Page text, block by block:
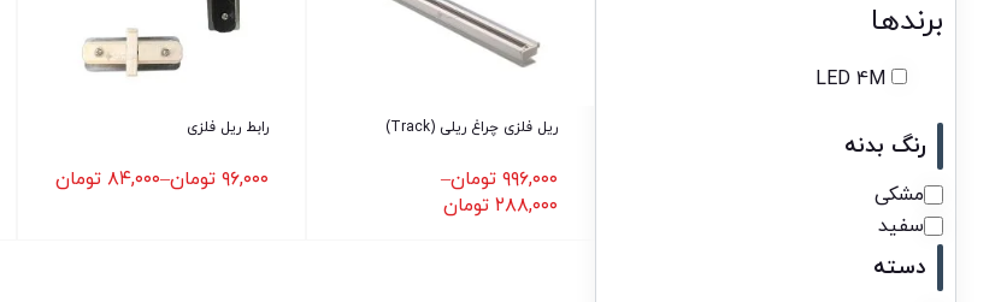
برندها
LED 4M
رنگ بدنه
مشکی
سفید
دسته
ریل فلزی چراغ ریلی (Track)
۹۹۶,۰۰۰ تومان–
۲۸۸,۰۰۰ تومان
رابط ریل فلزی
۹۶,۰۰۰ تومان–۸۴,۰۰۰ تومان